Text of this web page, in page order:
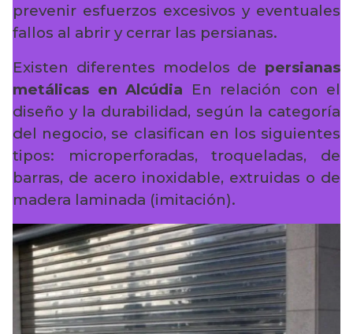
prevenir esfuerzos excesivos y eventuales
fallos al abrir y cerrar las persianas.
Existen diferentes modelos de persianas
metálicas en Alcúdia En relación con el
diseño y la durabilidad, según la categoría
del negocio, se clasifican en los siguientes
tipos: microperforadas, troqueladas, de
barras, de acero inoxidable, extruidas o de
madera laminada (imitación).